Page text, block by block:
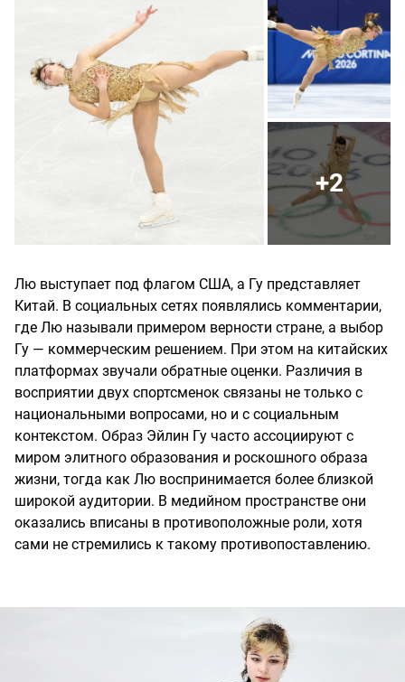
+2
Лю выступает под флагом США, а Гу представляет
Китай. В социальных сетях появлялись комментарии,
где Лю называли примером верности стране, а выбор
Гу — коммерческим решением. При этом на китайских
платформах звучали обратные оценки. Различия в
восприятии двух спортсменок связаны не только с
национальными вопросами, но и с социальным
контекстом. Образ Эйлин Гу часто ассоциируют с
миром элитного образования и роскошного образа
жизни, тогда как Лю воспринимается более близкой
широкой аудитории. В медийном пространстве они
оказались вписаны в противоположные роли, хотя
сами не стремились к такому противопоставлению.